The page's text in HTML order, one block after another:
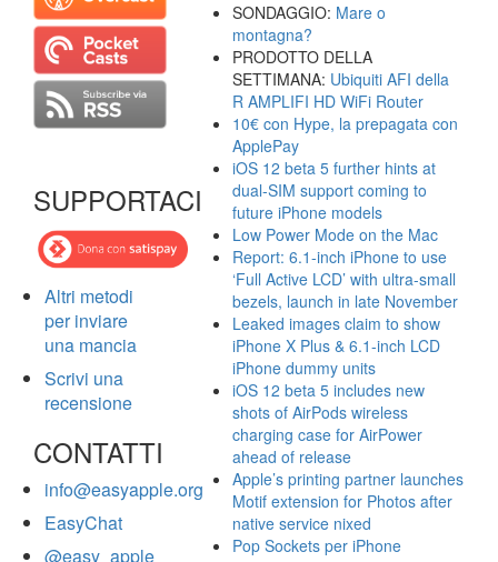
SUPPORTACI
Altri metodi
per inviare
una mancia
Scrivi una
recensione
CONTATTI
info@easyapple.org
EasyChat
@easy_apple
SONDAGGIO: Mare o
montagna?
PRODOTTO DELLA
SETTIMANA: Ubiquiti AFI della
R AMPLIFI HD WiFi Router
10€ con Hype, la prepagata con
ApplePay
iOS 12 beta 5 further hints at
dual-SIM support coming to
future iPhone models
Low Power Mode on the Mac
Report: 6.1-inch iPhone to use
‘Full Active LCD’ with ultra-small
bezels, launch in late November
Leaked images claim to show
iPhone X Plus & 6.1-inch LCD
iPhone dummy units
iOS 12 beta 5 includes new
shots of AirPods wireless
charging case for AirPower
ahead of release
Apple’s printing partner launches
Motif extension for Photos after
native service nixed
Pop Sockets per iPhone